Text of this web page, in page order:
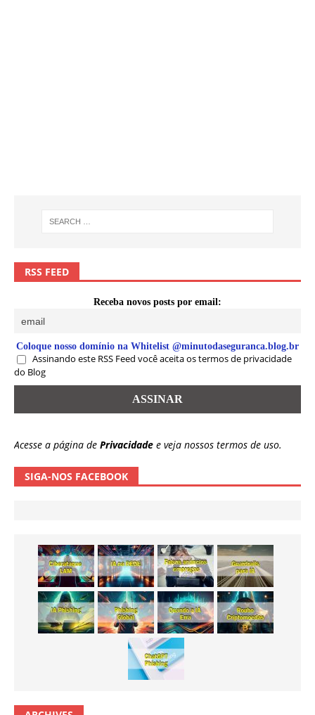
RSS FEED
Receba novos posts por email:
Coloque nosso domínio na Whitelist @minutodaseguranca.blog.br
Assinando este RSS Feed você aceita os termos de privacidade
do Blog
Acesse a página de Privacidade e veja nossos termos de uso.
SIGA-NOS FACEBOOK